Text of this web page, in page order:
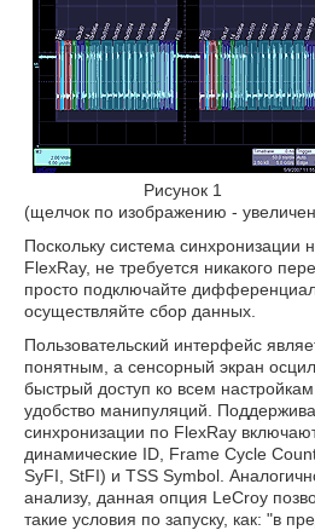
Рисунок 1
(щелчок по изображению -
Поскольку система синхронизации
FlexRay, не требуется никакого
просто подключайте
осуществляйте сбор данных.
Пользовательский интерфейс
понятным, а сенсорный экран
быстрый доступ ко всем
удобство манипуляций.
синхронизации по FlexRay
динамические ID, Frame Cycle
SyFI, StFI) и TSS Symbol.
анализу, данная опция LeCroy
такие условия по запуску, как: "в